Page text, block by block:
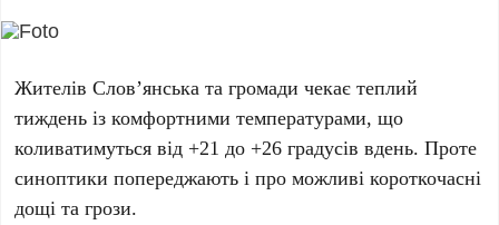
ЖителівСлов’янська та громади чекає теплий
тиждень із комфортними температурами, що
коливатимуться від +21 до +26 градусів вдень. Проте
синоптики попереджають і про можливі короткочасні
дощі та грози.